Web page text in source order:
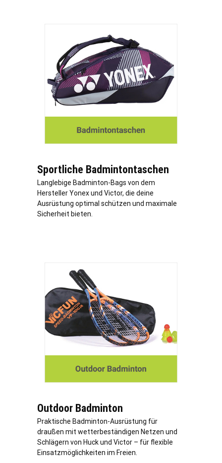
Sportliche Badmintontaschen
Langlebige Badminton-Bags von dem
Hersteller Yonex und Victor, die deine
Ausrüstung optimal schützen und maximale
Sicherheit bieten.
Outdoor Badminton
Praktische Badminton-Ausrüstung für
draußen mit wetterbeständigen Netzen und
Schlägern von Huck und Victor – für flexible
Einsatzmöglichkeiten im Freien.